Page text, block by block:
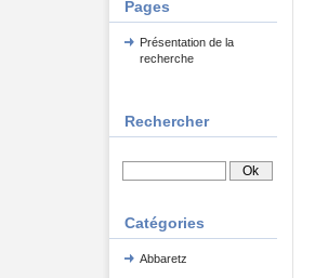
Pages
Présentation de la
recherche
Rechercher
Catégories
Abbaretz